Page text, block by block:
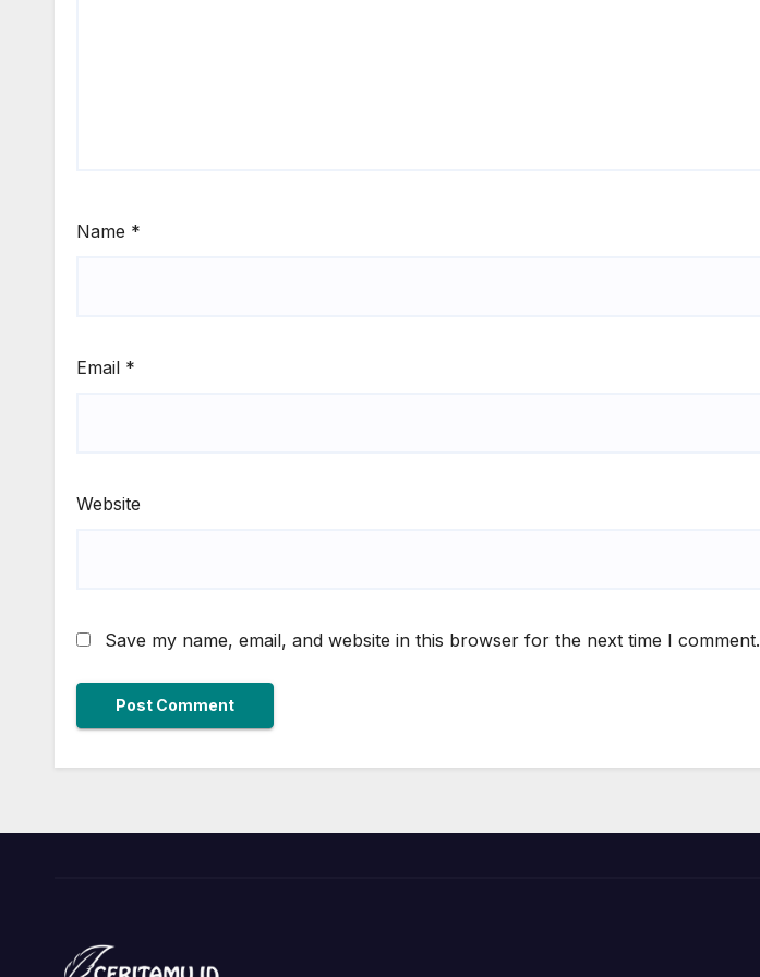
Name *
Email *
Website
Save my name, email, and website in this browser for the next time I comment.